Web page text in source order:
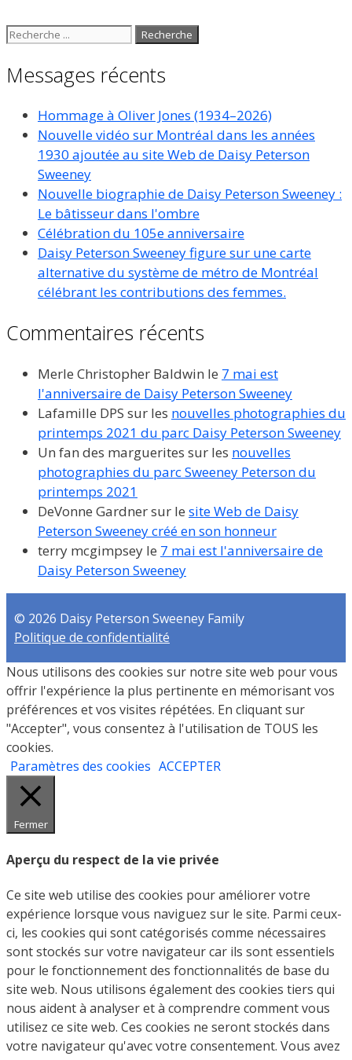
Recherchez
Messages récents
Hommage à Oliver Jones (1934–2026)
Nouvelle vidéo sur Montréal dans les années
1930 ajoutée au site Web de Daisy Peterson
Sweeney
Nouvelle biographie de Daisy Peterson Sweeney :
Le bâtisseur dans l'ombre
Célébration du 105e anniversaire
Daisy Peterson Sweeney figure sur une carte
alternative du système de métro de Montréal
célébrant les contributions des femmes.
Commentaires récents
Merle Christopher Baldwin le 7 mai est
l'anniversaire de Daisy Peterson Sweeney
Lafamille DPS sur les nouvelles photographies du
printemps 2021 du parc Daisy Peterson Sweeney
Un fan des marguerites sur les nouvelles
photographies du parc Sweeney Peterson du
printemps 2021
DeVonne Gardnersur le site Web de Daisy
Peterson Sweeney créé en son honneur
terry mcgimpsey le 7 mai est l'anniversaire de
Daisy Peterson Sweeney
© 2026 Daisy Peterson Sweeney Family
Politique de confidentialité
Nous utilisons des cookies sur notre site web pour vous
offrir l'expérience la plus pertinente en mémorisant vos
préférences et vos visites répétées. En cliquant sur
"Accepter", vous consentez à l'utilisation de TOUS les
cookies.
Paramètres des cookies ACCEPTER
Fermer
Aperçu du respect de la vie privée
Ce site web utilise des cookies pour améliorer votre
expérience lorsque vous naviguez sur le site. Parmi ceux-
ci, les cookies qui sont catégorisés comme nécessaires
sont stockés sur votre navigateur car ils sont essentiels
pour le fonctionnement des fonctionnalités de base du
site web. Nous utilisons également des cookies tiers qui
nous aident à analyser et à comprendre comment vous
utilisez ce site web. Ces cookies ne seront stockés dans
votre navigateur qu'avec votre consentement. Vous avez